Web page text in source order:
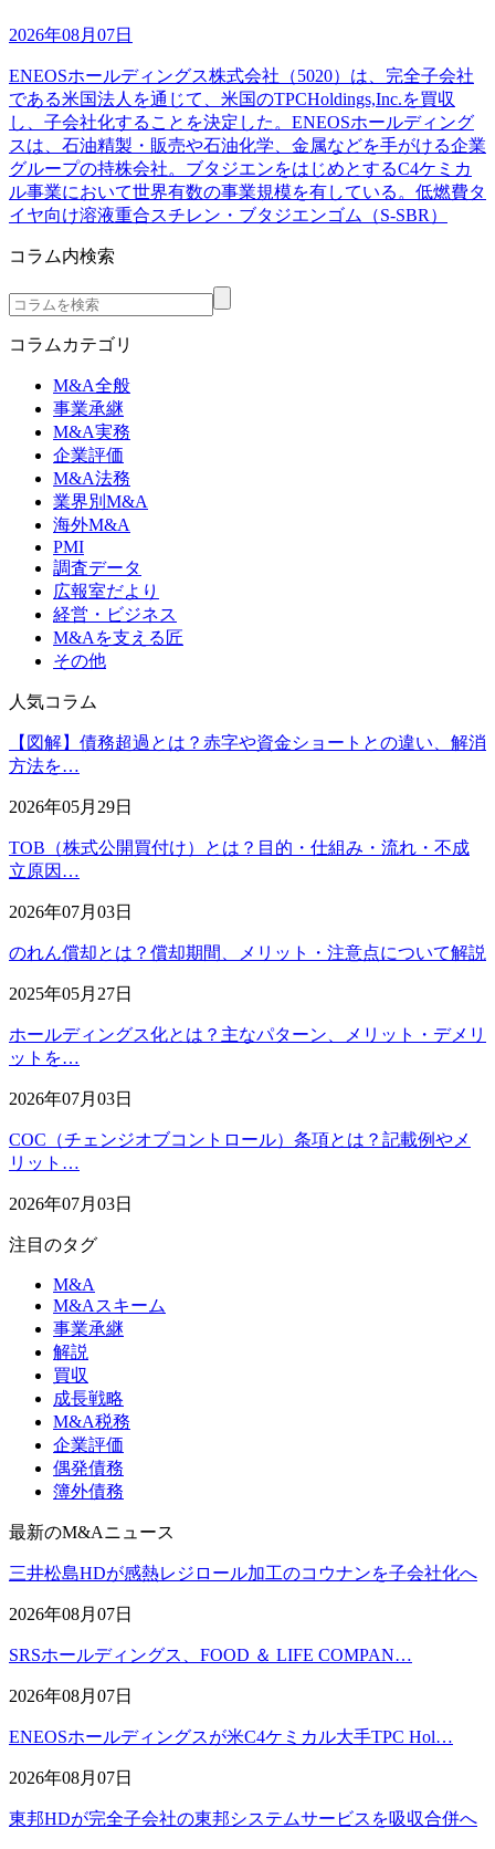
2026年08月07日
ENEOSホールディングス株式会社（5020）は、完全子会社
である米国法人を通じて、米国のTPCHoldings,Inc.を買収
し、子会社化することを決定した。ENEOSホールディング
スは、石油精製・販売や石油化学、金属などを手がける企業
グループの持株会社。ブタジエンをはじめとするC4ケミカ
ル事業において世界有数の事業規模を有している。低燃費タ
イヤ向け溶液重合スチレン・ブタジエンゴム（S-SBR）
コラム内検索
コラムカテゴリ
M&A全般
事業承継
M&A実務
企業評価
M&A法務
業界別M&A
海外M&A
PMI
調査データ
広報室だより
経営・ビジネス
M&Aを支える匠
その他
人気コラム
【図解】債務超過とは？赤字や資金ショートとの違い、解消
方法を…
2026年05月29日
TOB（株式公開買付け）とは？目的・仕組み・流れ・不成
立原因…
2026年07月03日
のれん償却とは？償却期間、メリット・注意点について解説
2025年05月27日
ホールディングス化とは？主なパターン、メリット・デメリ
ットを…
2026年07月03日
COC（チェンジオブコントロール）条項とは？記載例やメ
リット…
2026年07月03日
注目のタグ
M&A
M&Aスキーム
事業承継
解説
買収
成長戦略
M&A税務
企業評価
偶発債務
簿外債務
最新のM&Aニュース
三井松島HDが感熱レジロール加工のコウナンを子会社化へ
2026年08月07日
SRSホールディングス、FOOD ＆ LIFE COMPAN…
2026年08月07日
ENEOSホールディングスが米C4ケミカル大手TPC Hol…
2026年08月07日
東邦HDが完全子会社の東邦システムサービスを吸収合併へ